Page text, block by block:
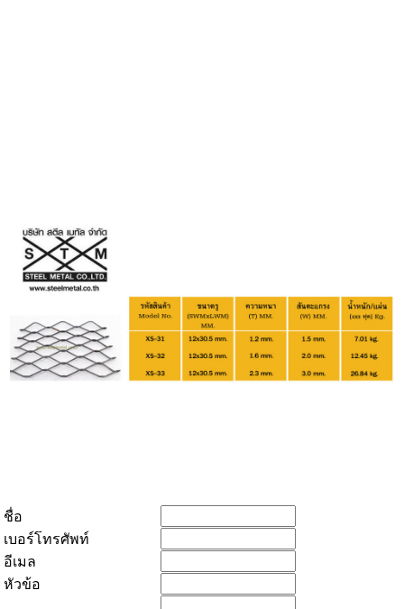
ชื่อ
เบอร์โทรศัพท์
อีเมล
หัวข้อ